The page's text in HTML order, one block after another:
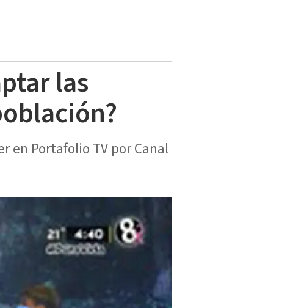
las
en Portafolio TV por Canal